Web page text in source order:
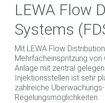
LEWA Flow
Systems
Mit LEWA Flow
Mehrfacheinspritzung von
Anlage mit zentral
Injektionsstellen ist sehr
zahlreiche
Regelungsmöglichkeiten.